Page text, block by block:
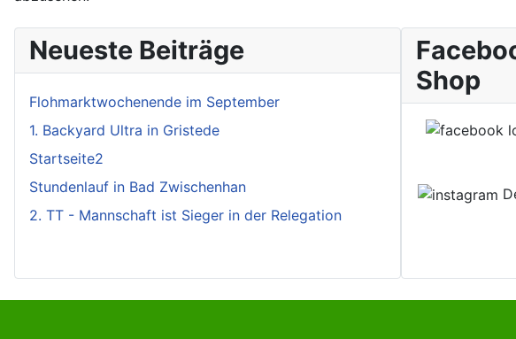
Neueste Beiträge
Flohmarktwochenende im September
1. Backyard Ultra in Gristede
Startseite2
Stundenlauf in Bad Zwischenhan
2. TT - Mannschaft ist Sieger in der Relegation
Shop